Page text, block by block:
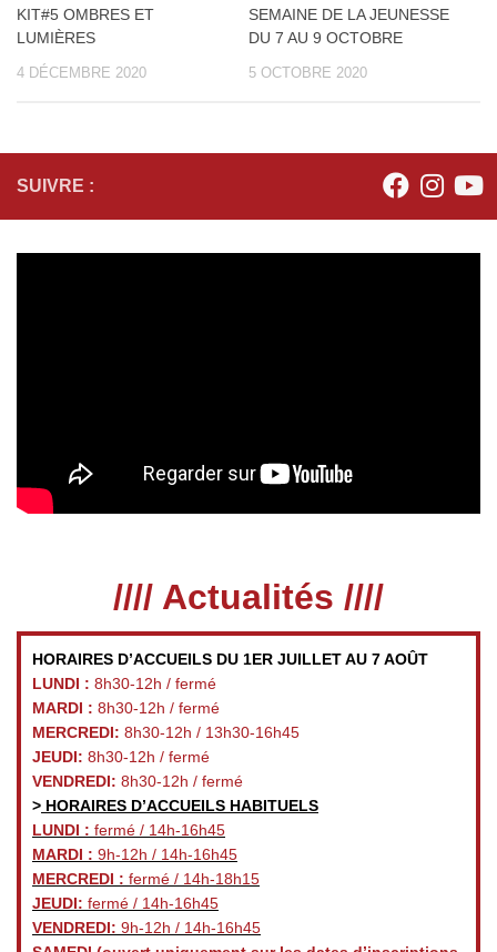
KIT#5 OMBRES ET
LUMIÈRES
4 DÉCEMBRE 2020
SEMAINE DE LA JEUNESSE
DU 7 AU 9 OCTOBRE
5 OCTOBRE 2020
SUIVRE :
//// Actualités ////
HORAIRES D’ACCUEILS DU 1ER JUILLET AU 7 AOÛT
LUNDI : 8h30-12h / fermé
MARDI : 8h30-12h / fermé
MERCREDI: 8h30-12h / 13h30-16h45
JEUDI: 8h30-12h / fermé
VENDREDI: 8h30-12h / fermé
> HORAIRES D’ACCUEILS HABITUELS
LUNDI : fermé / 14h-16h45
MARDI : 9h-12h / 14h-16h45
MERCREDI : fermé / 14h-18h15
JEUDI: fermé / 14h-16h45
VENDREDI: 9h-12h / 14h-16h45